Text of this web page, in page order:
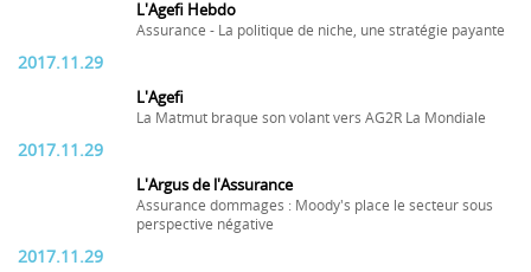
L'Agefi Hebdo
Assurance - La politique de niche, une stratégie payante
2017.11.29
L'Agefi
La Matmut braque son volant vers AG2R La Mondiale
2017.11.29
L'Argus de l'Assurance
Assurance dommages : Moody's place le secteur sous
perspective négative
2017.11.29